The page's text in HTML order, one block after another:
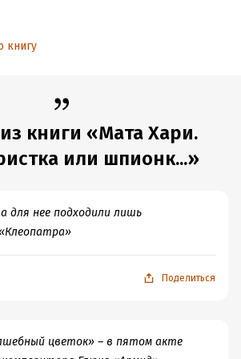
книгу
книги «Мата Хари.
или шпионк...»
для нее подходили лишь
Поделиться
цветок» – в пятом акте